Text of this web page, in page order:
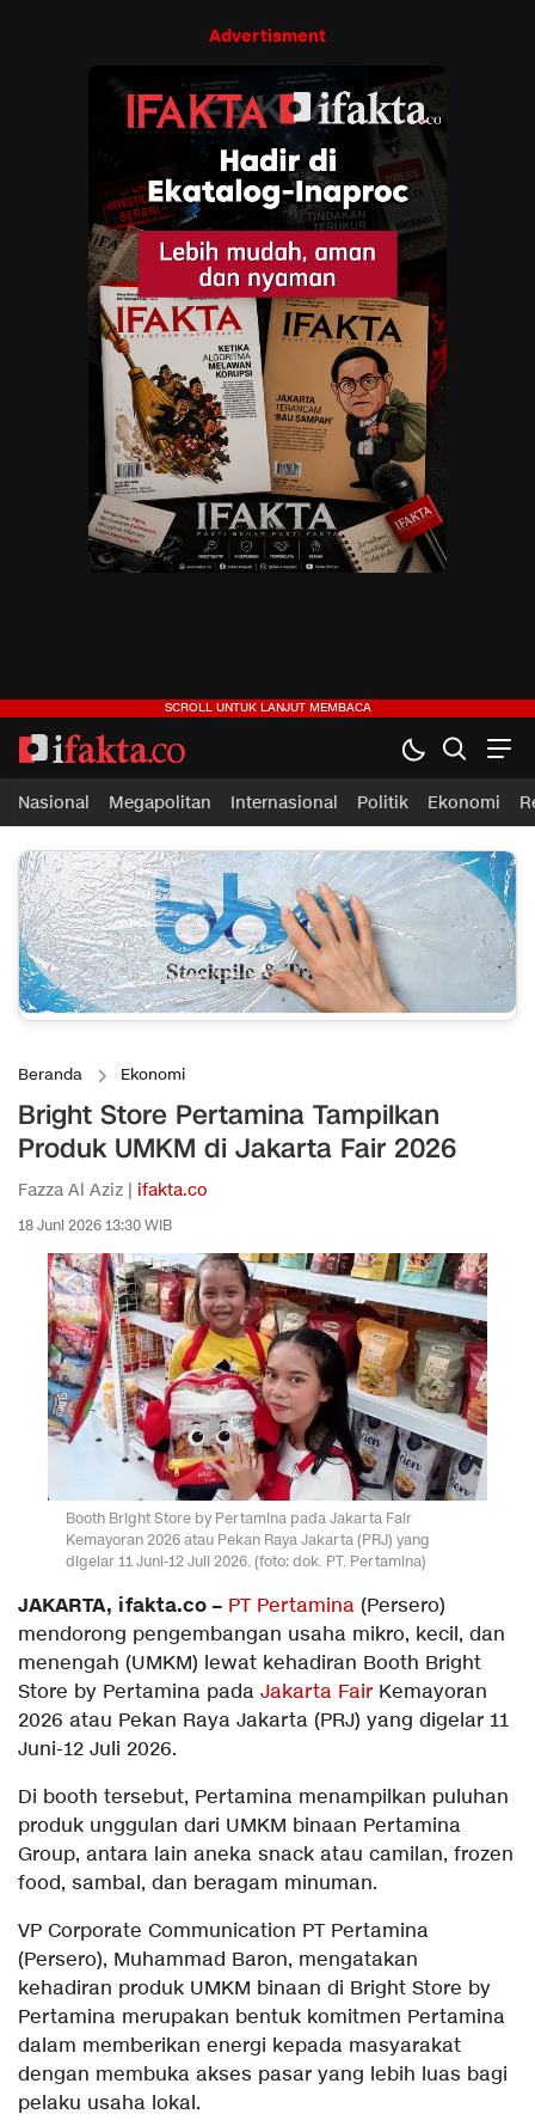
Advertisment
Nasional Megapolitan Internasional Politik Ekonomi
Beranda Ekonomi
Bright Store Pertamina Tampilkan
Produk UMKM di Jakarta Fair 2026
Fazza Al Aziz | ifakta.co
18 Juni 2026 13:30 WIB
Booth Bright Store by Pertamina pada Jakarta Fair
Kemayoran 2026 atau Pekan Raya Jakarta (PRJ) yang
digelar 11 Juni-12 Juli 2026. (foto: dok. PT. Pertamina)
JAKARTA, ifakta.co – PT Pertamina (Persero)
mendorong pengembangan usaha mikro, kecil, dan
menengah (UMKM) lewat kehadiran Booth Bright
Store by Pertamina pada Jakarta Fair Kemayoran
2026 atau Pekan Raya Jakarta (PRJ) yang digelar 11
Juni-12 Juli 2026.
Di booth tersebut, Pertamina menampilkan puluhan
produk unggulan dari UMKM binaan Pertamina
Group, antara lain aneka snack atau camilan, frozen
food, sambal, dan beragam minuman.
VP Corporate Communication PT Pertamina
(Persero), Muhammad Baron, mengatakan
kehadiran produk UMKM binaan di Bright Store by
Pertamina merupakan bentuk komitmen Pertamina
dalam memberikan energi kepada masyarakat
dengan membuka akses pasar yang lebih luas bagi
pelaku usaha lokal.